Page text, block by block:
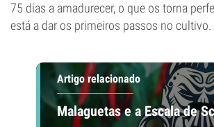
75 dias a amadurecer, o que os torna
está a dar os primeiros passos no cultivo.
Artigo relacionado
Malaguetas e a Escala de